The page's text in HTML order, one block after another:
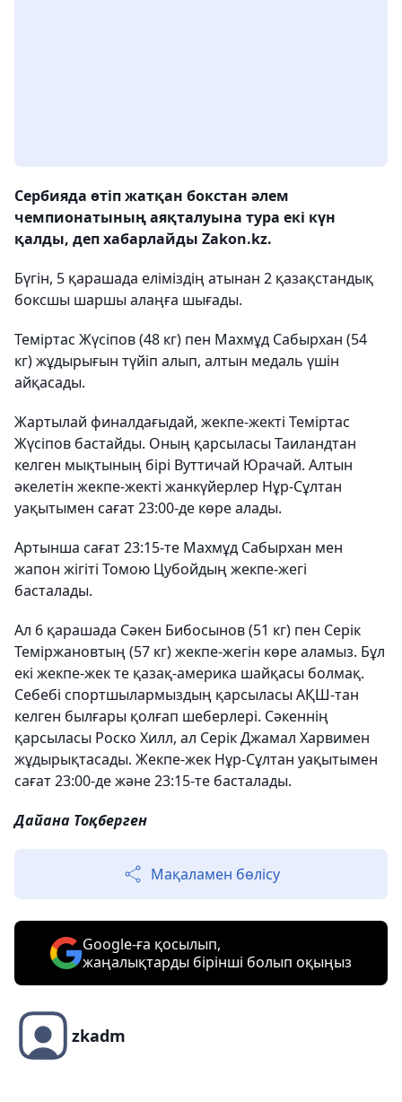
Сербияда өтіп жатқан бокстан әлем
чемпионатының аяқталуына тура екі күн
қалды, деп хабарлайды Zakon.kz.
Бүгін, 5 қарашада еліміздің атынан 2 қазақстандық
боксшы шаршы алаңға шығады.
Теміртас Жүсіпов (48 кг) пен Махмұд Сабырхан (54
кг) жұдырығын түйіп алып, алтын медаль үшін
айқасады.
Жартылай финалдағыдай, жекпе-жекті Теміртас
Жүсіпов бастайды. Оның қарсыласы Таиландтан
келген мықтының бірі Вуттичай Юрачай. Алтын
әкелетін жекпе-жекті жанкүйерлер Нұр-Сұлтан
уақытымен сағат 23:00-де көре алады.
Артынша сағат 23:15-те Махмұд Сабырхан мен
жапон жігіті Томою Цубойдың жекпе-жегі
басталады.
Ал 6 қарашада Сәкен Бибосынов (51 кг) пен Серік
Теміржановтың (57 кг) жекпе-жегін көре аламыз. Бұл
екі жекпе-жек те қазақ-америка шайқасы болмақ.
Себебі спортшылармыздың қарсыласы АҚШ-тан
келген былғары қолғап шеберлері. Сәкеннің
қарсыласы Роско Хилл, ал Серік Джамал Харвимен
жұдырықтасады. Жекпе-жек Нұр-Сұлтан уақытымен
сағат 23:00-де және 23:15-те басталады.
Дайана Тоқберген
Мақаламен бөлісу
Google-ға қосылып,
жаңалықтарды бірінші болып оқыңыз
zkadm